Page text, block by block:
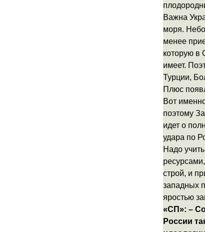
Важна
моря.
менее
которую в
имеет.
Турции,
Плюс
Вот
поэтому
идет о
удара по
Надо
строй, и
западных
яростью
«СП»: –
России